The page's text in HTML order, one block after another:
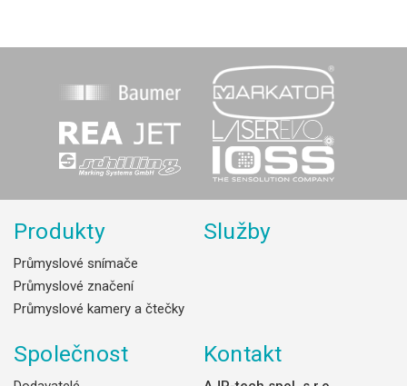
Produkty
Průmyslové snímače
Průmyslové značení
Průmyslové kamery a čtečky
Služby
Společnost Kontakt